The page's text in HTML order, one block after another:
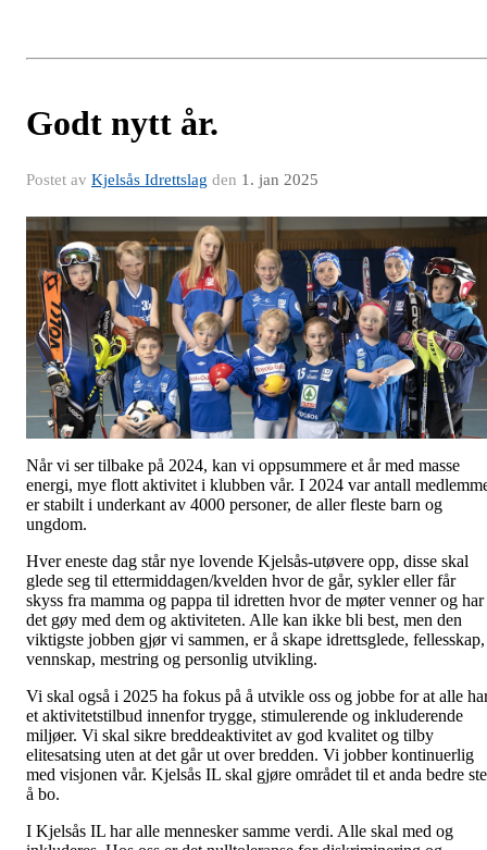
Godt nytt år.
Postet av Kjelsås Idrettslag den 1. jan 2025
Når vi ser tilbake på 2024, kan vi oppsummere et år med masse
energi, mye flott aktivitet i klubben vår. I 2024 var antall
er stabilt i underkant av 4000 personer, de aller fleste barn og
ungdom.
Hver eneste dag står nye lovende Kjelsås-utøvere opp, disse skal
glede seg til ettermiddagen/kvelden hvor de går, sykler eller får
skyss fra mamma og pappa til idretten hvor de møter venner og har
det gøy med dem og aktiviteten. Alle kan ikke bli best, men den
viktigste jobben gjør vi sammen, er å skape idrettsglede, fellesskap,
vennskap, mestring og personlig utvikling.
Vi skal også i 2025 ha fokus på å utvikle oss og jobbe for at alle
et aktivitetstilbud innenfor trygge, stimulerende og inkluderende
miljøer. Vi skal sikre breddeaktivitet av god kvalitet og tilby
elitesatsing uten at det går ut over bredden. Vi jobber kontinuerlig
med visjonen vår. Kjelsås IL skal gjøre området til et anda bedre
å bo.
I Kjelsås IL har alle mennesker samme verdi. Alle skal med og